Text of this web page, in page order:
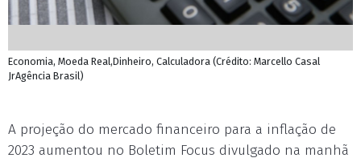
Economia, Moeda Real,Dinheiro, Calculadora (Crédito: Marcello Casal
JrAgência Brasil)
A projeção do mercado financeiro para a inflação de
2023 aumentou no Boletim Focus divulgado na manhã